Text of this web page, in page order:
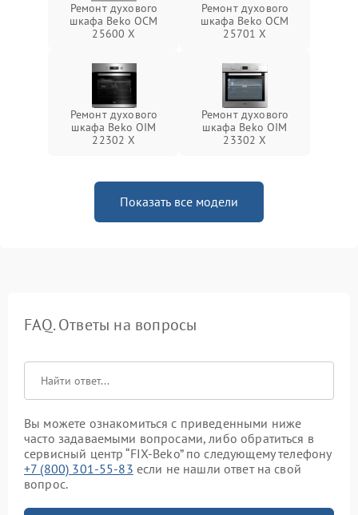
Ремонт духового
шкафа Beko OCM
25600 X
Ремонт духового
шкафа Beko OCM
25701 X
Ремонт духового
шкафа Beko OIM
22302 X
Ремонт духового
шкафа Beko OIM
23302 X
Показать все модели
FAQ. Ответы на вопросы
Вы можете ознакомиться с приведенными ниже
часто задаваемыми вопросами, либо обратиться в
сервисный центр “FIX-Beko” по следующему телефону
+7 (800) 301-55-83 если не нашли ответ на свой
вопрос.